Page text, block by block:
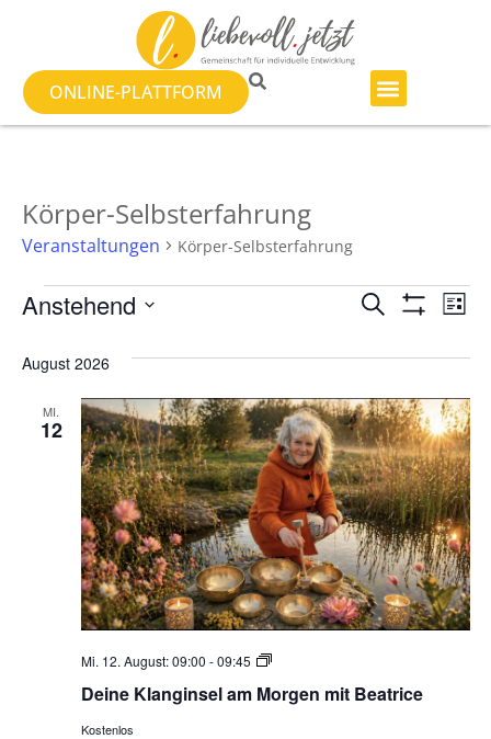
ONLINE-PLATTFORM
Körper-Selbsterfahrung
Veranstaltungen Körper-Selbsterfahrung
Suche
und
SUCHE LISTE
Anstehend
August 2026
MI.
12
Deine Klanginsel am Morgen mit Beatrice
Mi. 12. August: 09:00 -09:45
Deine
Klanginsel
am
Kostenlos